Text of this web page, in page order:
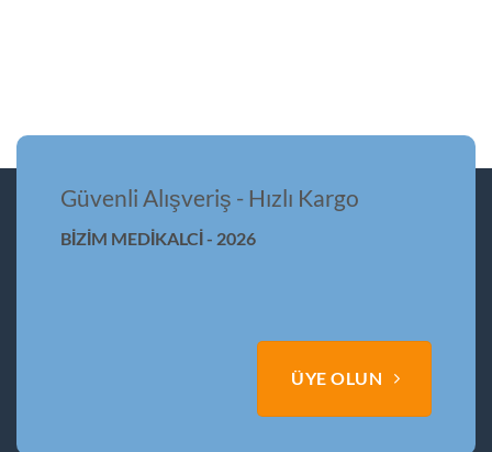
Güvenli Alışveriş - Hızlı Kargo
BİZİM MEDİKALCİ - 2026
ÜYE OLUN